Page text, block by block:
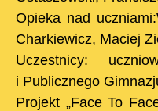
Opieka nad
Charkiewicz, Maciej
Uczestnicy:
i Publicznego
Projekt „Face To